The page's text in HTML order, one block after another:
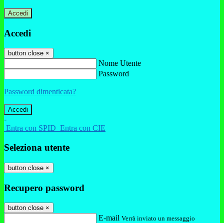
Accedi
Accedi
button close ×
Nome Utente
Password
Password dimenticata?
-
Entra con SPID Entra con CIE
Seleziona utente
button close ×
Recupero password
button close ×
E-mail Verrà inviato un messaggio